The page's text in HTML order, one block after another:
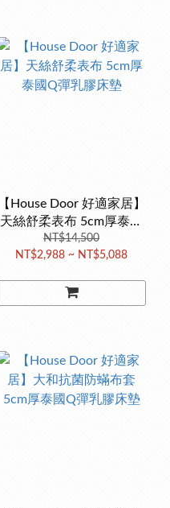
【House Door 好適家居】
天絲舒柔表布 5cm厚泰國
Q彈乳膠床墊
NT$14,500
NT$2,988 ~ NT$5,088